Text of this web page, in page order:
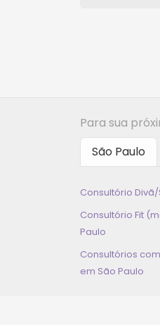
Para sua
São Paulo
Consultório
Consultório Fit
Paulo
Consultórios
em São Paulo